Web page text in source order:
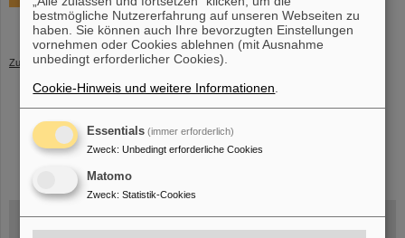
Weitere Informationen
Pressemitteilung des CNRS zur Silbermedaille
Zurück
instagramlinkedin youtubehelmholtz.socialfacebook
bestmögliche Nutzererfahrung auf unseren Webseiten zu
haben. Sie können auch Ihre bevorzugten Einstellungen
vornehmen oder Cookies ablehnen (mit Ausnahme
unbedingt erforderlicher Cookies).
Cookie-Hinweis und weitere Informationen
Essentials (immer erforderlich)
Zweck: Unbedingt erforderliche Cookies
Matomo
Zweck: Statistik-Cookies